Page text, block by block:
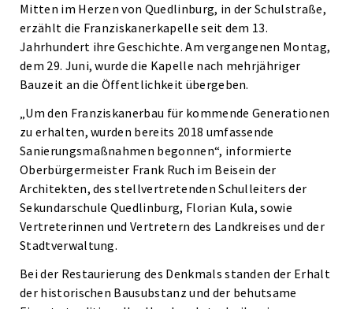
Mitten im Herzen von Quedlinburg, in der Schulstraße,
erzählt die Franziskanerkapelle seit dem 13.
Jahrhundert ihre Geschichte. Am vergangenen Montag,
dem 29. Juni, wurde die Kapelle nach mehrjähriger
Bauzeit an die Öffentlichkeit übergeben.
„Um den Franziskanerbau für kommende Generationen
zu erhalten, wurden bereits 2018 umfassende
Sanierungsmaßnahmen begonnen“, informierte
Oberbürgermeister Frank Ruch im Beisein der
Architekten, des stellvertretenden Schulleiters der
Sekundarschule Quedlinburg, Florian Kula, sowie
Vertreterinnen und Vertretern des Landkreises und der
Stadtverwaltung.
Bei der Restaurierung des Denkmals standen der Erhalt
der historischen Bausubstanz und der behutsame